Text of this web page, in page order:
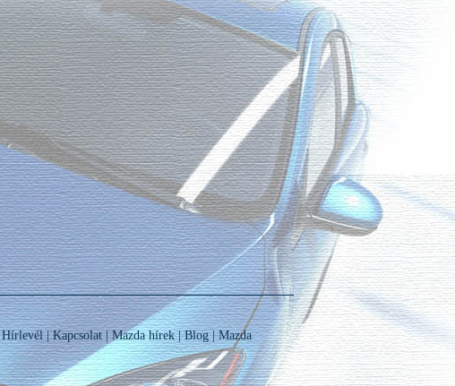
Hírlevél|Kapcsolat|Mazda hírek|Blog|Mazda